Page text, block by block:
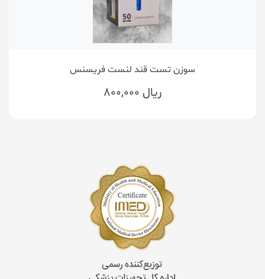
سوزن تست قند لنست فریسنس
800,000 ریال